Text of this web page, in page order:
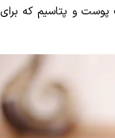
و پتاسیم که برای